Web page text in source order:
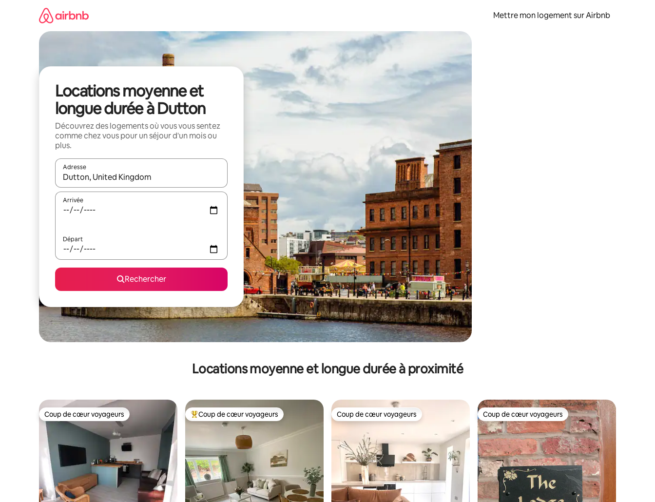
Mettre mon logement sur Airbnb
Locations moyenne et
longue durée à Dutton
Découvrez des logements où vous vous sentez
comme chez vous pour un séjour d'un mois ou
plus.
Adresse
Lorsque les résultats s'affichent, utilisez les flèches vers le haut et vers le bas pour les parcourir ou en appuyant et en faisant glisser.
Arrivée
Départ
Rechercher
Locations moyenne et longue durée à proximité
Coup de cœur voyageurs
Coup de cœur voyageurs Coups de cœur voyageurs les plus appréciés
Coup de cœur voyageurs Coup de cœur voyageurs
Coup de cœur voyageurs Coup de cœur voyageurs
Coup de cœur voyageurs